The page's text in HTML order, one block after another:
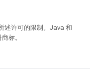
述许可的限制。Java 和
标。